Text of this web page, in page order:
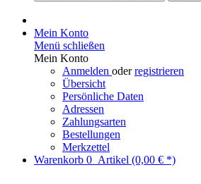
Mein Konto
Menü schließen
Mein Konto
Anmelden oderregistrieren
Übersicht
Persönliche Daten
Adressen
Zahlungsarten
Bestellungen
Merkzettel
Warenkorb 0 Artikel (0,00 € *)